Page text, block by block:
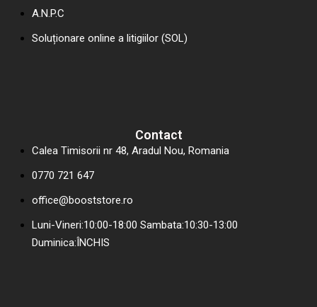
A.N.P.C
Soluționare online a litigiilor (SOL)
Contact
Calea Timisorii nr 48, Aradul Nou, Romania
0770 721 647
office@booststore.ro
Luni-Vineri:10:00-18:00 Sambata:10:30-13:00
Duminica:ÎNCHIS